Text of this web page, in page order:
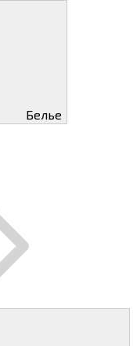
Белье